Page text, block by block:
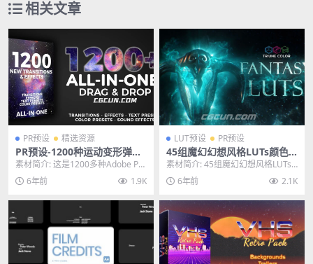
相关文章
PR预设 精选资源
PR预设-1200种运动变形弹跳
闪烁故障失真光效抖动缩放转
场视觉特效包
素材简介: 这是1200多种Adobe Pre
miere Pro转换和效果的软件...
6年前 1.9K
LUT预设 PR预设
45组魔幻幻想风格LUTs颜色
滤镜调色预设 Fantasy LUTs
PACK
素材简介: 45组魔幻幻想风格LUTs
颜色滤镜调色预设 Fantasy LUTs...
6年前 2.1K